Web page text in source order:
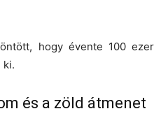
hogy évente 100 ezer
ki.
és a zöld átmenet